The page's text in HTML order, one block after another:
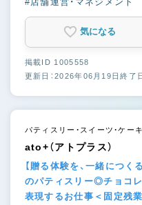
気になる
掲載ID 1005558
更新日：2026年06月19日終了
パティスリー・スイーツ・ケー
ato+（アトプラス）
【贈る体験を、一緒につく
のパティスリー◎チョコレ
表現するお仕事＜固定残